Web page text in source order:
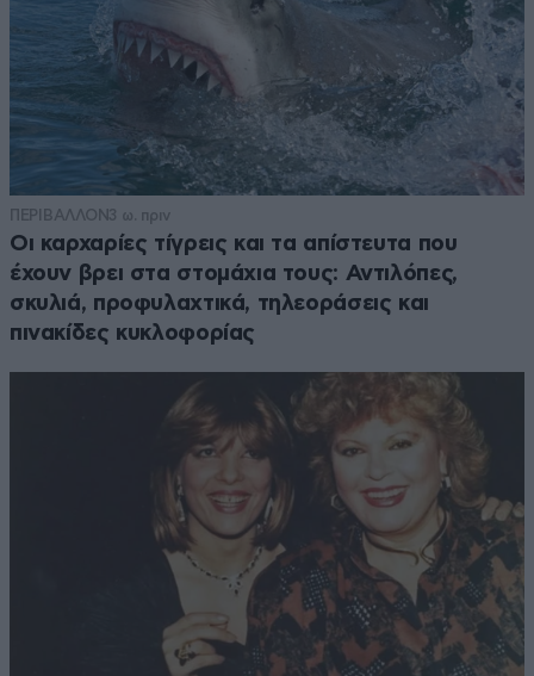
ΠΕΡΙΒΑΛΛΟΝ3 ω. πριν
Οι καρχαρίες τίγρεις και τα απίστευτα που
έχουν βρει στα στομάχια τους: Αντιλόπες,
σκυλιά, προφυλαχτικά, τηλεοράσεις και
πινακίδες κυκλοφορίας